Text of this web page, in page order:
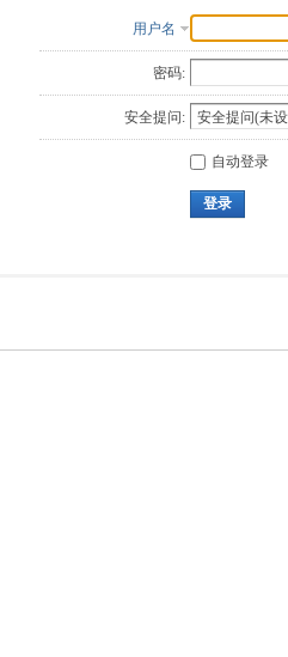
用户名
密码:
安全提问:
自动登录
登录